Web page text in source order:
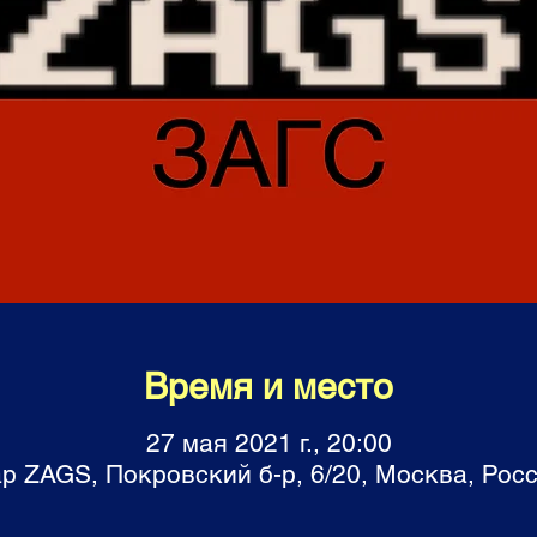
Время и место
27 мая 2021 г., 20:00
ZAGS, Покровский б-р, 6/20, Москва,